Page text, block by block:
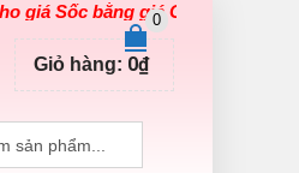
giá Gốccho các sản phẩm
0
Giỏ hàng: 0₫